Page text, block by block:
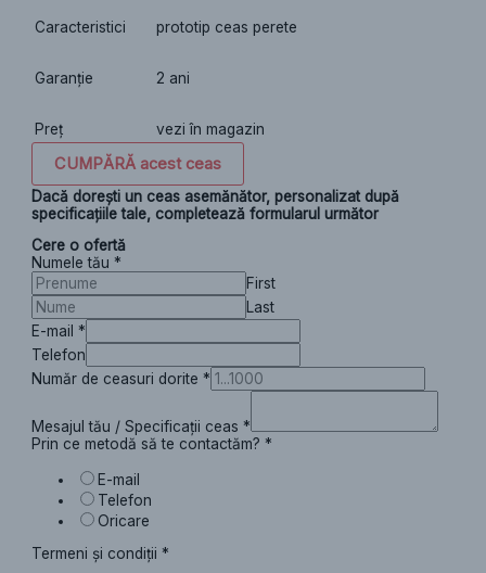
Caracteristici prototip ceas perete
Garanție 2 ani
Preț vezi în magazin
CUMPĂRĂ acest ceas
Dacă dorești un ceas asemănător, personalizat după
specificațiile tale, completează formularul următor
Cere o ofertă
Numele tău*
First
Last
E-mail*
Telefon
Număr de ceasuri dorite*
Mesajul tău / Specificații ceas*
Prin ce metodă să te contactăm?*
E-mail
Telefon
Oricare
Termeni și condiții*